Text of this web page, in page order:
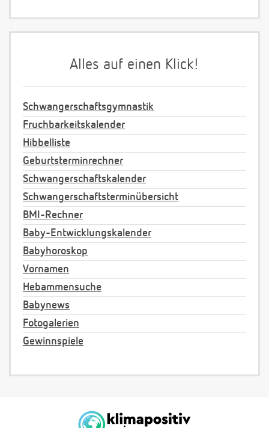
Alles auf einen Klick!
Schwangerschaftsgymnastik
Fruchbarkeitskalender
Hibbelliste
Geburtsterminrechner
Schwangerschaftskalender
Schwangerschaftsterminübersicht
BMI-Rechner
Baby-Entwicklungskalender
Babyhoroskop
Vornamen
Hebammensuche
Babynews
Fotogalerien
Gewinnspiele